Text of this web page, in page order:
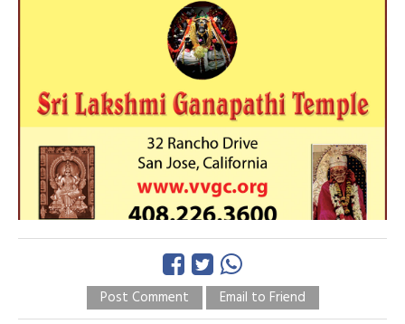
Post Comment Email to Friend